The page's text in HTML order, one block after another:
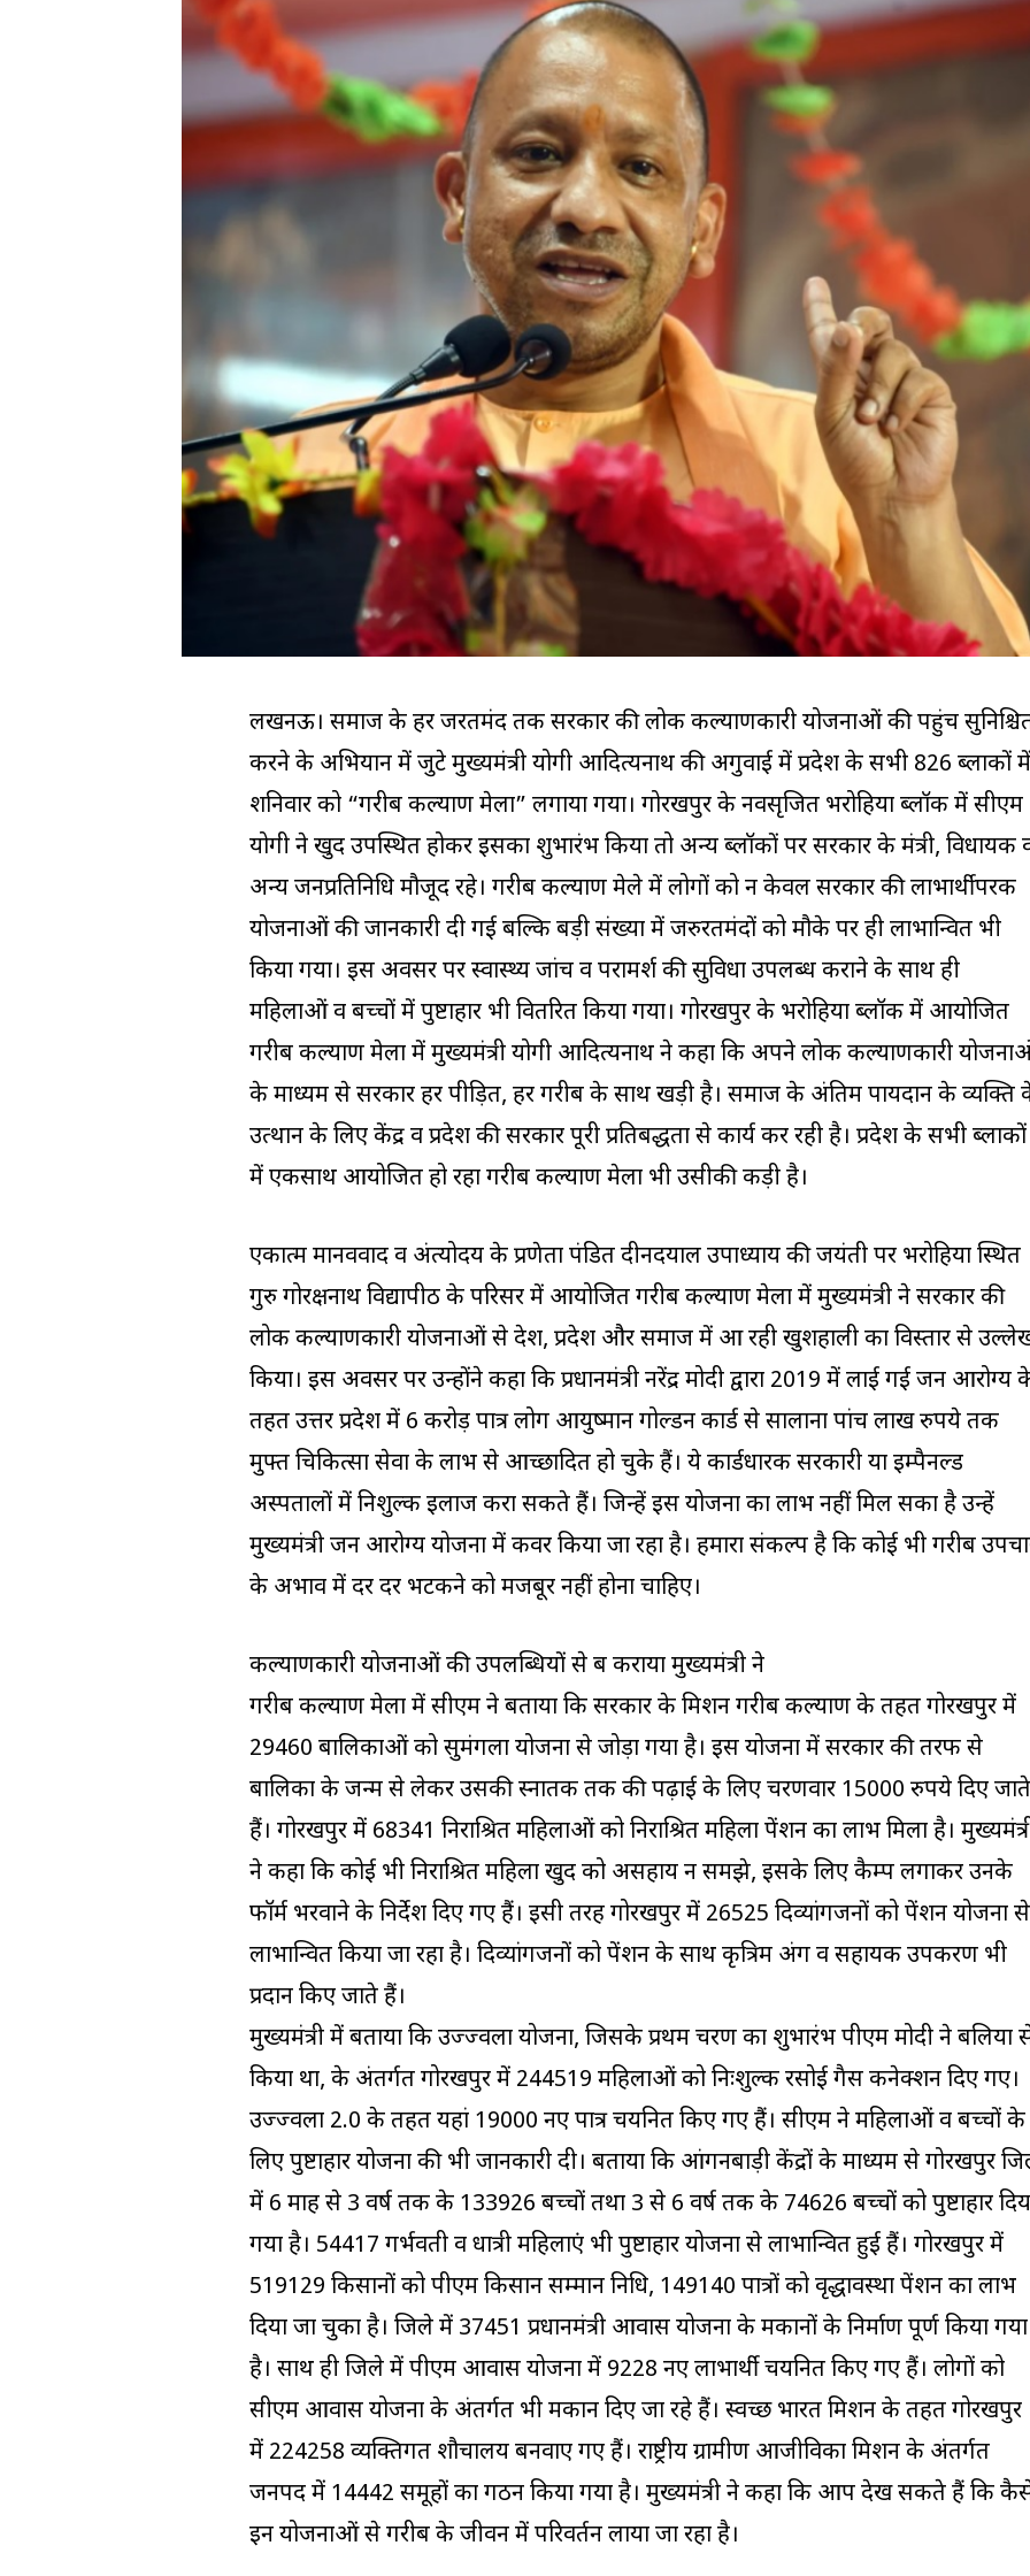
लखनऊ। समाज के हर जरूरतमंद तक सरकार की लोक कल्याणकारी योजनाओं की पहुंच
करने के अभियान में जुटे मुख्यमंत्री योगी आदित्यनाथ की अगुवाई में प्रदेश के सभी 826 ब्लाकों में
शनिवार को “गरीब कल्याण मेला” लगाया गया। गोरखपुर के नवसृजित भरोहिया ब्लॉक में सीएम
योगी ने खुद उपस्थित होकर इसका शुभारंभ किया तो अन्य ब्लॉकों पर सरकार के मंत्री, विधायक
अन्य जनप्रतिनिधि मौजूद रहे। गरीब कल्याण मेले में लोगों को न केवल सरकार की लाभार्थीपरक
योजनाओं की जानकारी दी गई बल्कि बड़ी संख्या में जरुरतमंदों को मौके पर ही लाभान्वित भी
किया गया। इस अवसर पर स्वास्थ्य जांच व परामर्श की सुविधा उपलब्ध कराने के साथ ही
महिलाओं व बच्चों में पुष्टाहार भी वितरित किया गया। गोरखपुर के भरोहिया ब्लॉक में आयोजित
गरीब कल्याण मेला में मुख्यमंत्री योगी आदित्यनाथ ने कहा कि अपने लोक कल्याणकारी
के माध्यम से सरकार हर पीड़ित, हर गरीब के साथ खड़ी है। समाज के अंतिम पायदान के व्यक्ति
उत्थान के लिए केंद्र व प्रदेश की सरकार पूरी प्रतिबद्धता से कार्य कर रही है। प्रदेश के सभी ब्लाकों
में एकसाथ आयोजित हो रहा गरीब कल्याण मेला भी उसीकी कड़ी है।
एकात्म मानववाद व अंत्योदय के प्रणेता पंडित दीनदयाल उपाध्याय की जयंती पर भरोहिया स्थित
गुरु गोरक्षनाथ विद्यापीठ के परिसर में आयोजित गरीब कल्याण मेला में मुख्यमंत्री ने सरकार की
लोक कल्याणकारी योजनाओं से देश, प्रदेश और समाज में आ रही खुशहाली का विस्तार से
किया। इस अवसर पर उन्होंने कहा कि प्रधानमंत्री नरेंद्र मोदी द्वारा 2019 में लाई गई जन आरोग्य
तहत उत्तर प्रदेश में 6 करोड़ पात्र लोग आयुष्मान गोल्डन कार्ड से सालाना पांच लाख रुपये तक
मुफ्त चिकित्सा सेवा के लाभ से आच्छादित हो चुके हैं। ये कार्डधारक सरकारी या इम्पैनल्ड
अस्पतालों में निशुल्क इलाज करा सकते हैं। जिन्हें इस योजना का लाभ नहीं मिल सका है उन्हें
मुख्यमंत्री जन आरोग्य योजना में कवर किया जा रहा है। हमारा संकल्प है कि कोई भी गरीब
के अभाव में दर दर भटकने को मजबूर नहीं होना चाहिए।
कल्याणकारी योजनाओं की उपलब्धियों से रूबरू कराया मुख्यमंत्री ने
गरीब कल्याण मेला में सीएम ने बताया कि सरकार के मिशन गरीब कल्याण के तहत गोरखपुर में
29460 बालिकाओं को सुमंगला योजना से जोड़ा गया है। इस योजना में सरकार की तरफ से
बालिका के जन्म से लेकर उसकी स्नातक तक की पढ़ाई के लिए चरणवार 15000 रुपये दिए जाते
हैं। गोरखपुर में 68341 निराश्रित महिलाओं को निराश्रित महिला पेंशन का लाभ मिला है।
ने कहा कि कोई भी निराश्रित महिला खुद को असहाय न समझे, इसके लिए कैम्प लगाकर उनके
फॉर्म भरवाने के निर्देश दिए गए हैं। इसी तरह गोरखपुर में 26525 दिव्यांगजनों को पेंशन योजना से
लाभान्वित किया जा रहा है। दिव्यांगजनों को पेंशन के साथ कृत्रिम अंग व सहायक उपकरण भी
प्रदान किए जाते हैं।
मुख्यमंत्री में बताया कि उज्ज्वला योजना, जिसके प्रथम चरण का शुभारंभ पीएम मोदी ने बलिया
किया था, के अंतर्गत गोरखपुर में 244519 महिलाओं को निःशुल्क रसोई गैस कनेक्शन दिए गए।
उज्ज्वला 2.0 के तहत यहां 19000 नए पात्र चयनित किए गए हैं। सीएम ने महिलाओं व बच्चों के
लिए पुष्टाहार योजना की भी जानकारी दी। बताया कि आंगनबाड़ी केंद्रों के माध्यम से गोरखपुर
में 6 माह से 3 वर्ष तक के 133926 बच्चों तथा 3 से 6 वर्ष तक के 74626 बच्चों को पुष्टाहार
गया है। 54417 गर्भवती व धात्री महिलाएं भी पुष्टाहार योजना से लाभान्वित हुई हैं। गोरखपुर में
519129 किसानों को पीएम किसान सम्मान निधि, 149140 पात्रों को वृद्धावस्था पेंशन का लाभ
दिया जा चुका है। जिले में 37451 प्रधानमंत्री आवास योजना के मकानों के निर्माण पूर्ण किया गया
है। साथ ही जिले में पीएम आवास योजना में 9228 नए लाभार्थी चयनित किए गए हैं। लोगों को
सीएम आवास योजना के अंतर्गत भी मकान दिए जा रहे हैं। स्वच्छ भारत मिशन के तहत गोरखपुर
में 224258 व्यक्तिगत शौचालय बनवाए गए हैं। राष्ट्रीय ग्रामीण आजीविका मिशन के अंतर्गत
जनपद में 14442 समूहों का गठन किया गया है। मुख्यमंत्री ने कहा कि आप देख सकते हैं कि
इन योजनाओं से गरीब के जीवन में परिवर्तन लाया जा रहा है।